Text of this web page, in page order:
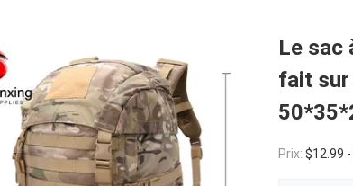
Le sac
fait sur
Prix: $12.99